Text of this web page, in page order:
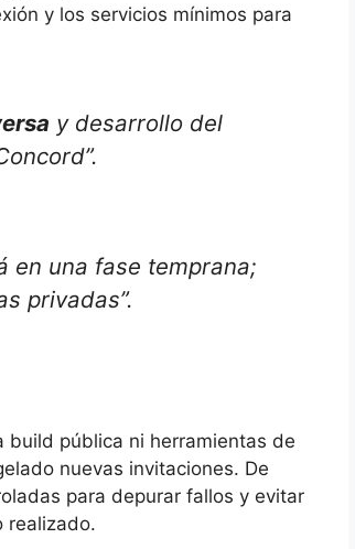
y los servicios mínimos para
y desarrollo del
en una fase temprana;
privadas”.
build pública ni herramientas de
nuevas invitaciones. De
para depurar fallos y evitar
realizado.